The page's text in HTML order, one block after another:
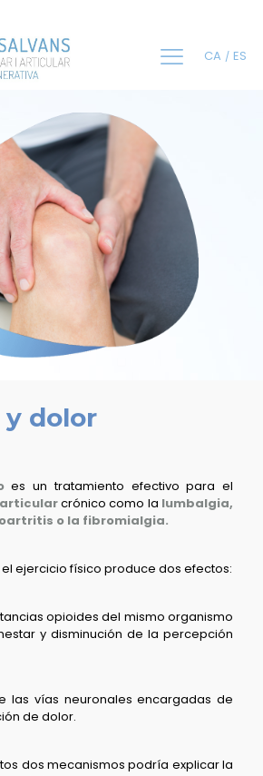
CA ES
y dolor
es un tratamiento efectivo para el
articularcrónico como la lumbalgia,
o la fibromialgia.
ejercicio físico produce dos efectos:
opioides del mismo organismo
y disminución de la percepción
las vías neuronales encargadas de
de dolor.
dos mecanismos podría explicar la